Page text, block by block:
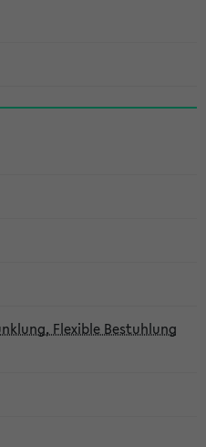
Flexible Bestuhlung